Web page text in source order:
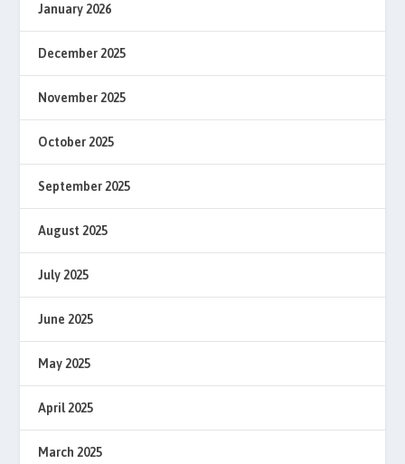
January 2026
December 2025
November 2025
October 2025
September 2025
August 2025
July 2025
June 2025
May 2025
April 2025
March 2025